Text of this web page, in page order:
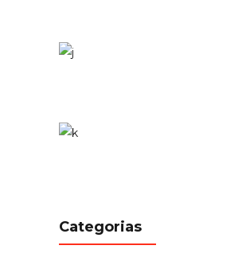
Categorias